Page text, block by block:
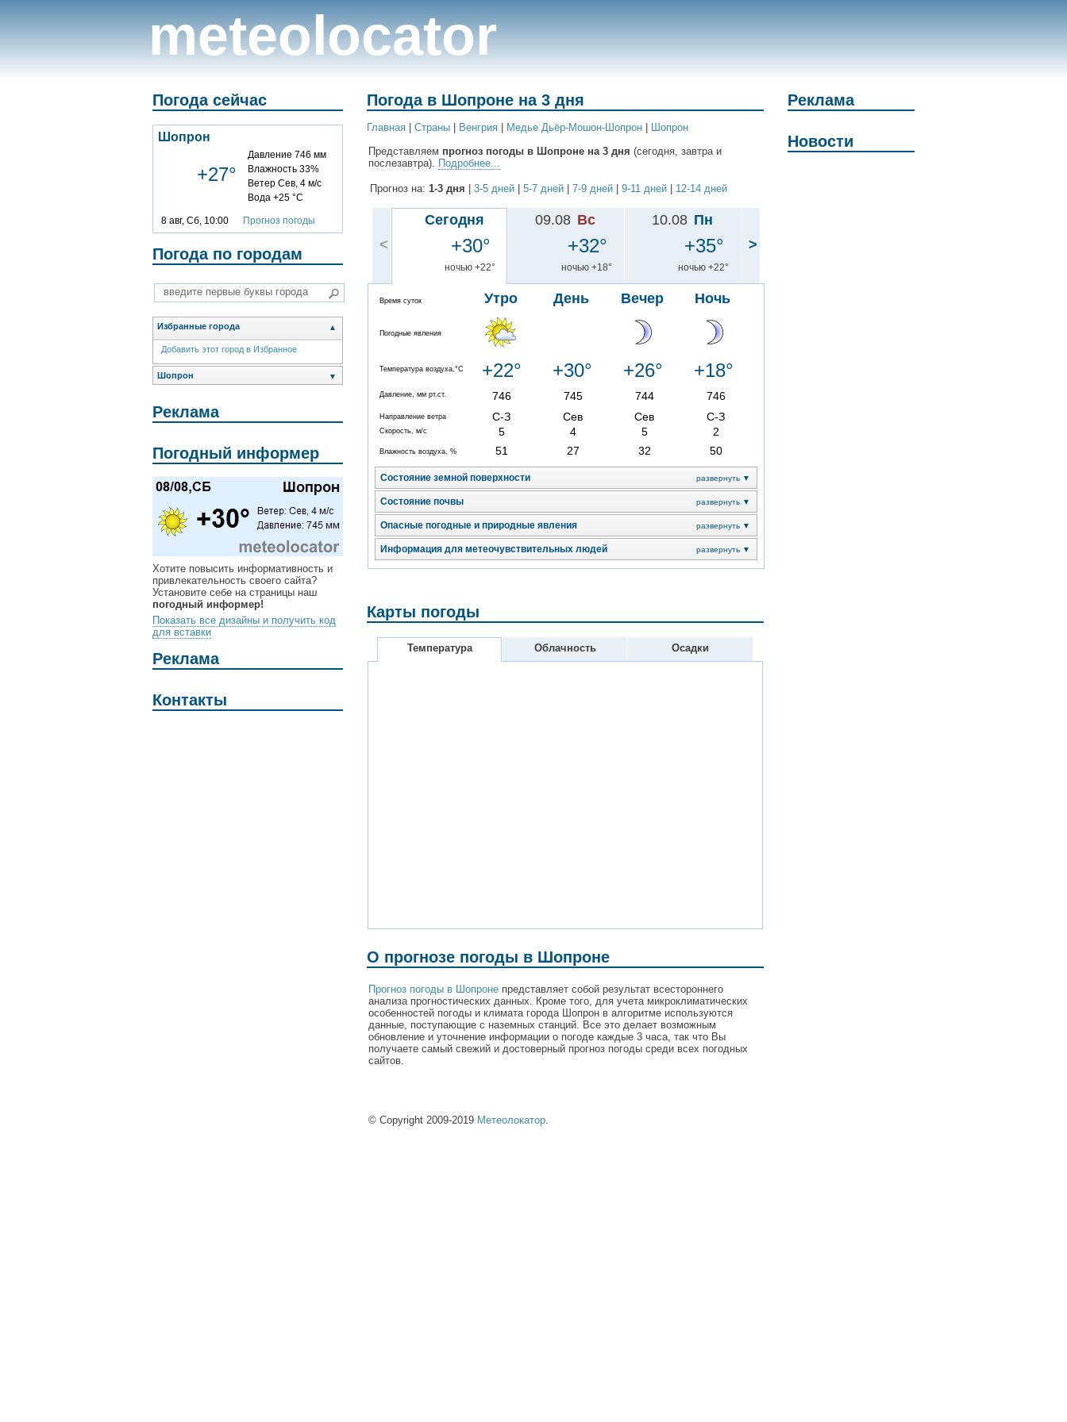
meteolocator
Погода сейчас
Шопрон
+27°
Давление 746 мм
Влажность 33%
Ветер Сев, 4 м/с
Вода +25 °C
8 авг, Сб, 10:00 Прогноз погоды
Погода по городам
Избранные города ▲
Добавить этот город в Избранное
Шопрон ▼
Реклама
Погодный информер
Хотите повысить информативность и
привлекательность своего сайта?
Установите себе на страницы наш
погодный информер!
Показать все дизайны и получить код
для вставки
Реклама
Контакты
Погода в Шопроне на 3 дня
Главная Cтраны Венгрия Медье Дьёр-Мошон-Шопрон
Шопрон
Представляем прогноз погоды в Шопроне на 3 дня (сегодня, завтра и
послезавтра). Подробнее...
Прогноз на: 1-3 дня 3-5 дней 5-7 дней 7-9 дней 9-11 дней 12-14 дней
<
Сегодня
+30°
ночью +22°
Время суток Утро День Вечер Ночь
Погодные явления
Температура воздуха,°C +22° +30° +26° +18°
Давление, мм рт.ст. 746 745 744 746
Направление ветра С-З Сев Сев С-З
Скорость, м/с 5 4 5 2
Влажность воздуха, % 51 27 32 50
Состояние земной поверхности развернуть ▼
Состояние почвы развернуть ▼
Опасные погодные и природные явления развернуть ▼
Информация для метеочувствительных людей развернуть ▼
09.08 Вс
+32°
ночью +18°
10.08 Пн
+35°
ночью +22°
>
Карты погоды
Температура Облачность Осадки
О прогнозе погоды в Шопроне
Прогноз погоды в Шопроне представляет собой результат всестороннего
анализа прогностических данных. Кроме того, для учета микроклиматических
особенностей погоды и климата города Шопрон в алгоритме используются
данные, поступающие с наземных станций. Все это делает возможным
обновление и уточнение информации о погоде каждые 3 часа, так что Вы
получаете самый свежий и достоверный прогноз погоды среди всех погодных
сайтов.
© Copyright 2009-2019 Метеолокатор
Реклама
Новости